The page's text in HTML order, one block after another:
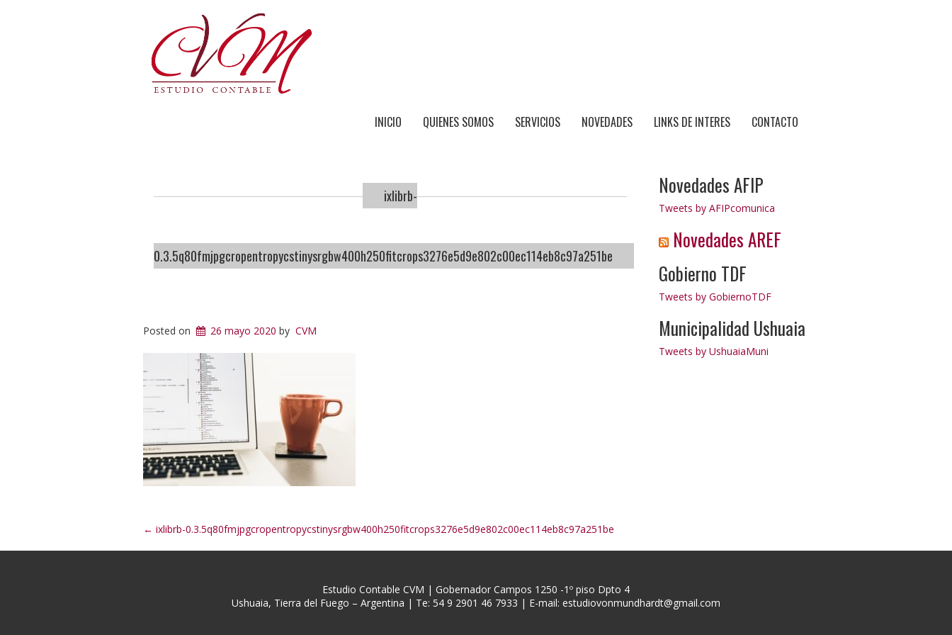
INICIO QUIENES SOMOS SERVICIOS NOVEDADES LINKS DE INTERES CONTACTO
ixlibrb-
0.3.5q80fmjpgcropentropycstinysrgbw400h250fitcrops3276e5d9e802c00ec114eb8c97a251be
Posted on 26 mayo 2020 by CVM
Post
navigation
← ixlibrb-0.3.5q80fmjpgcropentropycstinysrgbw400h250fitcrops3276e5d9e802c00ec114eb8c97a251be
Novedades AFIP
Tweets by AFIPcomunica
Novedades AREF
Gobierno TDF
Tweets by GobiernoTDF
Municipalidad Ushuaia
Tweets by UshuaiaMuni
Estudio Contable CVM | Gobernador Campos 1250 -1º piso Dpto 4
Ushuaia, Tierra del Fuego – Argentina | Te: 54 9 2901 46 7933 | E-mail: estudiovonmundhardt@gmail.com